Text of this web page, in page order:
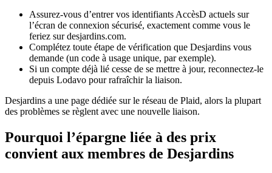
Assurez-vous d’entrer vos identifiants AccèsD actuels sur
l’écran de connexion sécurisé, exactement comme vous le
feriez sur desjardins.com.
Complétez toute étape de vérification que Desjardins vous
demande (un code à usage unique, par exemple).
Si un compte déjà lié cesse de se mettre à jour, reconnectez-le
depuis Lodavo pour rafraîchir la liaison.
Desjardins a une page dédiée sur le réseau de Plaid, alors la plupart
des problèmes se règlent avec une nouvelle liaison.
Pourquoi l’épargne liée à des prix
convient aux membres de Desjardins